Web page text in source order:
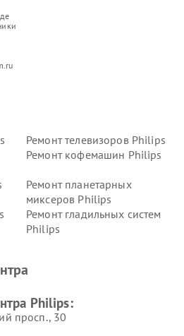
Ремонт телевизоров Philips
Ремонт кофемашин Philips
Ремонт планетарных
миксеров Philips
Ремонт гладильных систем
Philips
Ремонт увлажнителей
Philips:
просп., 30